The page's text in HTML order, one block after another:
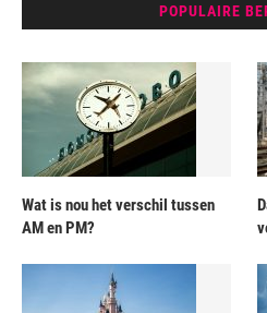
POPULAIRE
Wat is nou het verschil tussen
AM en PM?